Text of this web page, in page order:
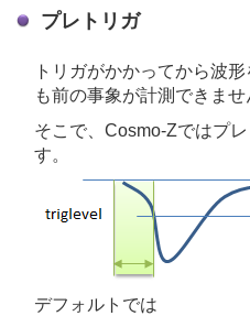
プレトリガ
トリガがかかってから波
も前の事象が計測できませ
そこで、Cosmo-Zではプ
す。
デフォルトでは